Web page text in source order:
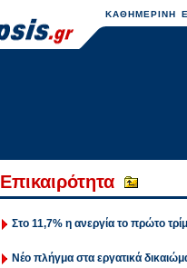
ΚΑΘΗΜΕΡΙΝΗ
Επικαιρότητα
Στο 11,7% η ανεργία το πρώτο
Νέο πλήγμα στα εργατικά